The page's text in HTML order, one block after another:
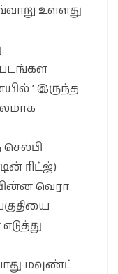
உள்ளது
’ இருந்த
செல்பி
ரிட்ஜ்)
பின்ன வெரா
மவுண்ட்